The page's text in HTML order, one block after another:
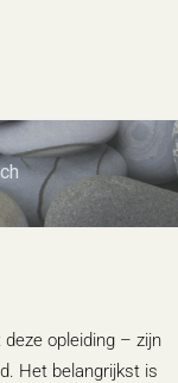
opleiding – zijn
Het belangrijkst is